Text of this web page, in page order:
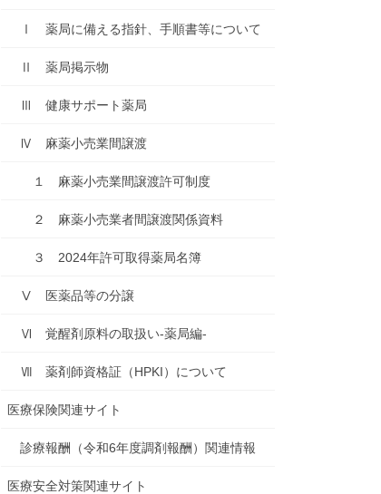
Ⅰ 薬局に備える指針、手順書等について
Ⅱ 薬局掲示物
Ⅲ 健康サポート薬局
Ⅳ 麻薬小売業間譲渡
１ 麻薬小売業間譲渡許可制度
２ 麻薬小売業者間譲渡関係資料
３ 2024年許可取得薬局名簿
Ⅴ 医薬品等の分譲
Ⅵ 覚醒剤原料の取扱い-薬局編-
Ⅶ 薬剤師資格証（HPKI）について
医療保険関連サイト
診療報酬（令和6年度調剤報酬）関連情報
医療安全対策関連サイト